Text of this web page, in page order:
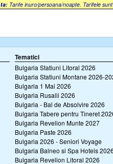
Tarife inuro/persoana/noapte. Tarifele
Tematici
Bulgaria Statiuni Litoral 2026
Bulgaria Statiuni Montane 2026-
Bulgaria 1 Mai 2026
Bulgaria Rusalii 2026
Bulgaria - Bal de Absolvire 2026
Bulgaria Tabere pentru Tineret
Bulgaria Revelion Munte 2027
Bulgaria Paste 2026
Bulgaria 2026 - Seniori Voyage
Bulgaria Balneo si Spa Hotels
Bulgaria Revelion Litoral 2026